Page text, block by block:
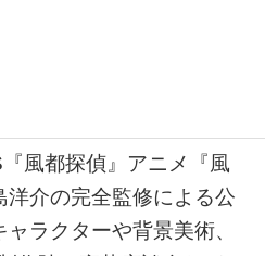
風都探偵』アニメ『風
介の完全監修による公
ラクターや背景美術、